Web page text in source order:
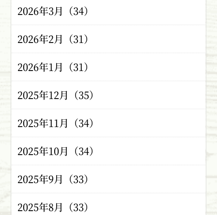
2026年3月（34）
2026年2月（31）
2026年1月（31）
2025年12月（35）
2025年11月（34）
2025年10月（34）
2025年9月（33）
2025年8月（33）